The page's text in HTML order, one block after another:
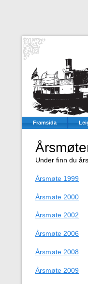
Framsida
Under finn du
Årsmøte 1999
Årsmøte 2000
Årsmøte 2002
Årsmøte 2006
Årsmøte 2008
Årsmøte 2009